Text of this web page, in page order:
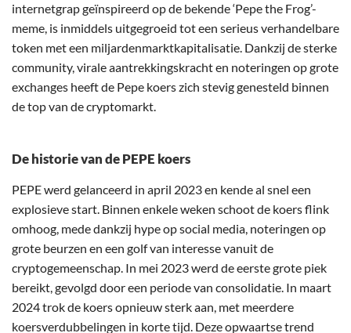
internetgrap geïnspireerd op de bekende ‘Pepe the Frog’-
meme, is inmiddels uitgegroeid tot een serieus verhandelbare
token met een miljardenmarktkapitalisatie. Dankzij de sterke
community, virale aantrekkingskracht en noteringen op grote
exchanges heeft de Pepe koers zich stevig genesteld binnen
de top van de cryptomarkt.
De historie van de PEPE koers
PEPE werd gelanceerd in april 2023 en kende al snel een
explosieve start. Binnen enkele weken schoot de koers flink
omhoog, mede dankzij hype op social media, noteringen op
grote beurzen en een golf van interesse vanuit de
cryptogemeenschap. In mei 2023 werd de eerste grote piek
bereikt, gevolgd door een periode van consolidatie. In maart
2024 trok de koers opnieuw sterk aan, met meerdere
koersverdubbelingen in korte tijd. Deze opwaartse trend